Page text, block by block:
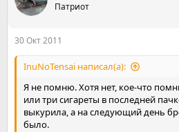
Патриот
30 Окт 2011
InuNoTensai написал(а):
Я не помню. Хотя нет, кое-что
или три сигареты в последней
выкурила, а на следующий день
было.